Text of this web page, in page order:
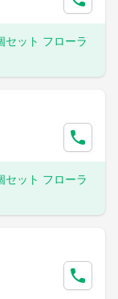
セット フローラ
セット フローラ